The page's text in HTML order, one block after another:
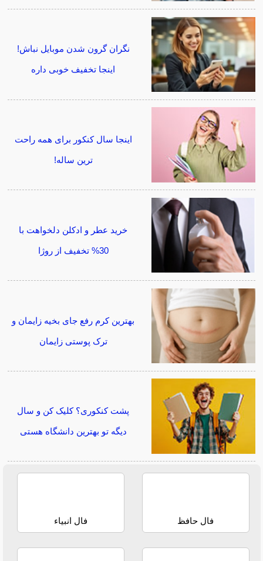
نگران گرون شدن موبایل نباش!
اینجا تخفیف خوبی داره
اینجا سال کنکور برای همه راحت
ترین ساله!
خرید عطر و ادکلن دلخواهت با
30% تخفیف از روژا
بهترین کرم رفع جای بخیه زایمان و
ترک پوستی زایمان
پشت کنکوری؟ کلیک کن و سال
دیگه تو بهترین دانشگاه هستی
فال حافظ فال انبیاء